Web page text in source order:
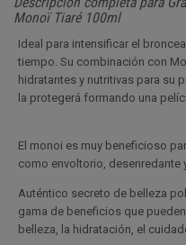
Monoï Tiaré 100ml
Ideal para intensificar el
tiempo. Su combinación con
hidratantes y nutritivas para su
la protegerá formando una
El monoi es muy beneficioso
como envoltorio, desenredante
Auténtico secreto de belleza
gama de beneficios que
belleza, la hidratación, el